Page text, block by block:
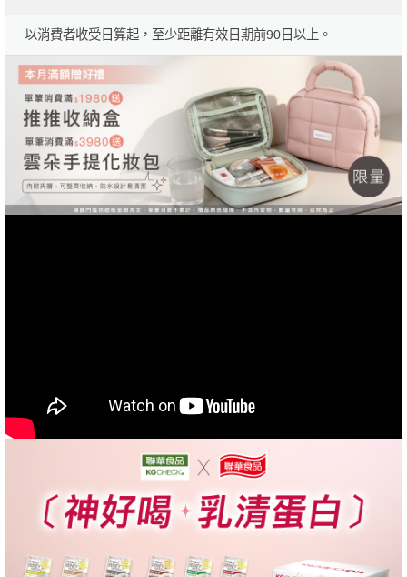
以消費者收受日算起，至少距離有效日期前90日以上。